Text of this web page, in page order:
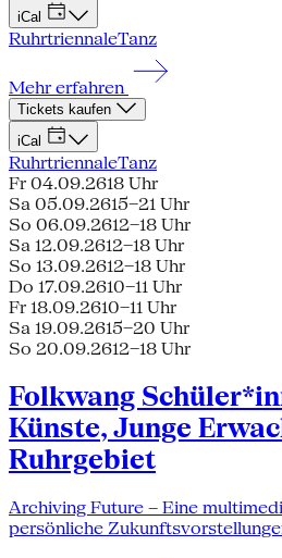
iCal
RuhrtriennaleTanz
Mehr erfahren
Tickets kaufen
iCal
RuhrtriennaleTanz
Fr 04.09.2618 Uhr
Sa 05.09.2615–21 Uhr
So 06.09.2612–18 Uhr
Sa 12.09.2612–18 Uhr
So 13.09.2612–18 Uhr
Do 17.09.2610–11 Uhr
Fr 18.09.2610–11 Uhr
Sa 19.09.2615–20 Uhr
So 20.09.2612–18 Uhr
Folkwang
Künste, Junge
Ruhrgebiet
Archiving Future – Eine
persönliche